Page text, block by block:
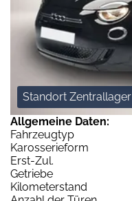
Standort Zentrallager
Allgemeine Daten:
Fahrzeugtyp
Karosserieform
Erst-Zul.
Getriebe
Kilometerstand